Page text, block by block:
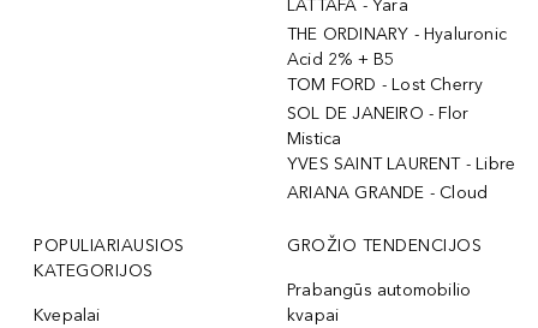
LATTAFA - Yara
THE ORDINARY - Hyaluronic
Acid 2% + B5
TOM FORD - Lost Cherry
SOL DE JANEIRO - Flor
Mistica
YVES SAINT LAURENT - Libre
ARIANA GRANDE - Cloud
POPULIARIAUSIOS
KATEGORIJOS
Kvepalai
GROŽIO TENDENCIJOS
Prabangūs automobilio
kvapai